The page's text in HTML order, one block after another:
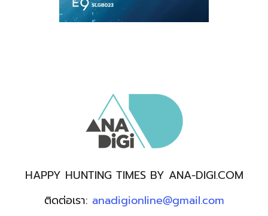
HAPPY HUNTING TIMES BY ANA-DIGI.COM
ติดต่อเรา: anadigionline@gmail.com